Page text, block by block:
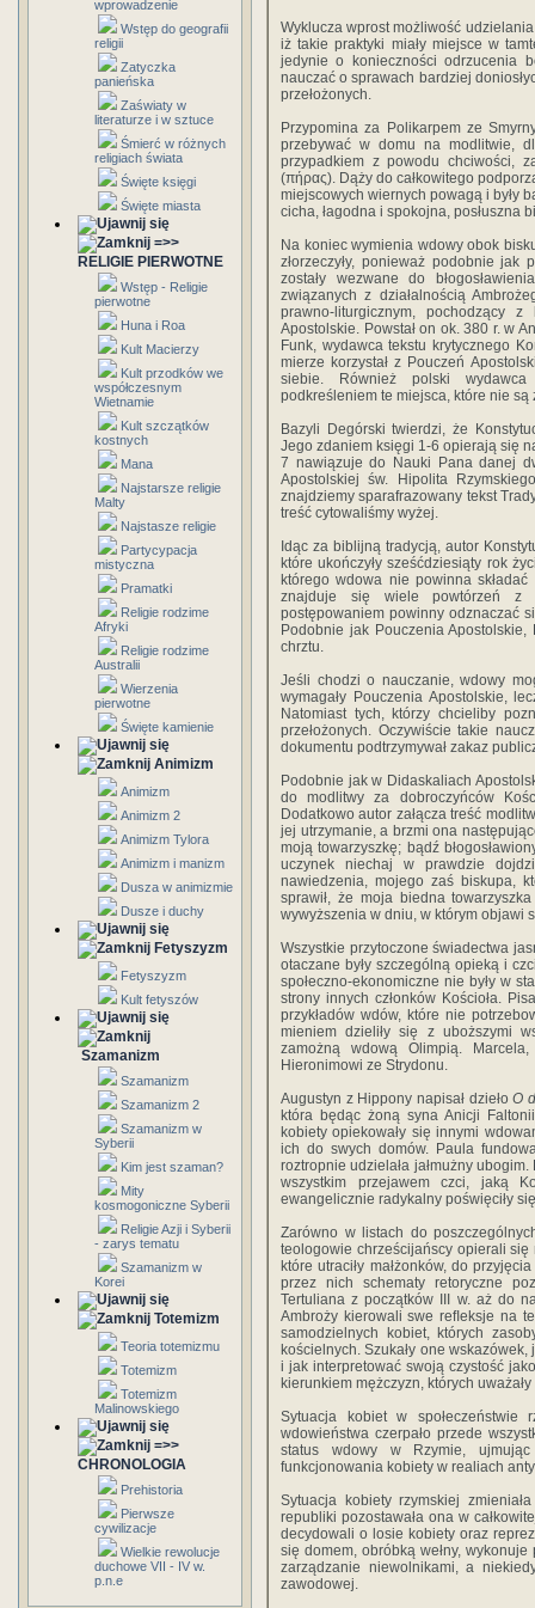
wprowadzenie
Wstęp do geografii
religii
Zatyczka
panieńska
Zaświaty w
literaturze i w sztuce
Śmierć w różnych
religiach świata
Święte księgi
Święte miasta
=>>
RELIGIE PIERWOTNE
Wstęp - Religie
pierwotne
Huna i Roa
Kult Macierzy
Kult przodków we
współczesnym
Wietnamie
Kult szczątków
kostnych
Mana
Najstarsze religie
Malty
Najstasze religie
Partycypacja
mistyczna
Pramatki
Religie rodzime
Afryki
Religie rodzime
Australii
Wierzenia
pierwotne
Święte kamienie
Animizm
Animizm
Animizm 2
Animizm Tylora
Animizm i manizm
Dusza w animizmie
Dusze i duchy
Fetyszyzm
Fetyszyzm
Kult fetyszów
Szamanizm
Szamanizm
Szamanizm 2
Szamanizm w
Syberii
Kim jest szaman?
Mity
kosmogoniczne Syberii
Religie Azji i Syberii
- zarys tematu
Szamanizm w
Korei
Totemizm
Teoria totemizmu
Totemizm
Totemizm
Malinowskiego
=>>
CHRONOLOGIA
Prehistoria
Pierwsze
cywilizacje
Wielkie rewolucje
duchowe VII - IV w.
p.n.e
Wyklucza wprost możliwość
iż takie praktyki miały miejsce w
jedynie o konieczności odrzucenia
nauczać o sprawach bardziej
przełożonych.
Przypomina za Polikarpem ze
przebywać w domu na modlitwie,
przypadkiem z powodu chciwości,
(πήρας). Dąży do całkowitego
miejscowych wiernych powagą i były
cicha, łagodna i spokojna, posłuszna
Na koniec wymienia wdowy obok
złorzeczyły, ponieważ podobnie jak
zostały wezwane do
związanych z działalnością
prawno-liturgicznym, pochodzący
Apostolskie. Powstał on ok. 380 r. w
Funk, wydawca tekstu krytycznego
mierze korzystał z Pouczeń
siebie. Również polski wydawca
podkreśleniem te miejsca, które nie
Bazyli Degórski twierdzi, że
Jego zdaniem księgi 1-6 opierają się
7 nawiązuje do Nauki Pana danej
Apostolskiej św. Hipolita
znajdziemy sparafrazowany tekst
treść cytowaliśmy wyżej.
Idąc za biblijną tradycją, autor
które ukończyły sześćdziesiąty rok
którego wdowa nie powinna
znajduje się wiele powtórzeń z
postępowaniem powinny odznaczać
Podobnie jak Pouczenia
chrztu.
Jeśli chodzi o nauczanie, wdowy
wymagały Pouczenia Apostolskie,
Natomiast tych, którzy chcieliby
przełożonych. Oczywiście takie
dokumentu podtrzymywał zakaz
Podobnie jak w Didaskaliach
do modlitwy za dobroczyńców
Dodatkowo autor załącza treść
jej utrzymanie, a brzmi ona
moją towarzyszkę; bądź
uczynek niechaj w prawdzie
nawiedzenia, mojego zaś biskupa,
sprawił, że moja biedna
wywyższenia w dniu, w którym objawi
Wszystkie przytoczone świadectwa
otaczane były szczególną opieką i
społeczno-ekonomiczne nie były w
strony innych członków Kościoła.
przykładów wdów, które nie
mieniem dzieliły się z uboższymi
zamożną wdową Olimpią.
Hieronimowi ze Strydonu.
Augustyn z Hippony napisał dziełoO
która będąc żoną syna Anicji
kobiety opiekowały się innymi
ich do swych domów. Paula
roztropnie udzielała jałmużny
wszystkim przejawem czci, jaką
ewangelicznie radykalny poświęciły
Zarówno w listach do
teologowie chrześcijańscy opierali się
które utraciły małżonków, do
przez nich schematy retoryczne
Tertuliana z początków III w. aż do
Ambroży kierowali swe reﬂeksje na
samodzielnych kobiet, których
kościelnych. Szukały one
i jak interpretować swoją czystość
kierunkiem mężczyzn, których
Sytuacja kobiet w społeczeństwie
wdowieństwa czerpało przede
status wdowy w Rzymie, ujmując
funkcjonowania kobiety w realiach
Sytuacja kobiety rzymskiej
republiki pozostawała ona w
decydowali o losie kobiety oraz
się domem, obróbką wełny,
zarządzanie niewolnikami, a
zawodowej.